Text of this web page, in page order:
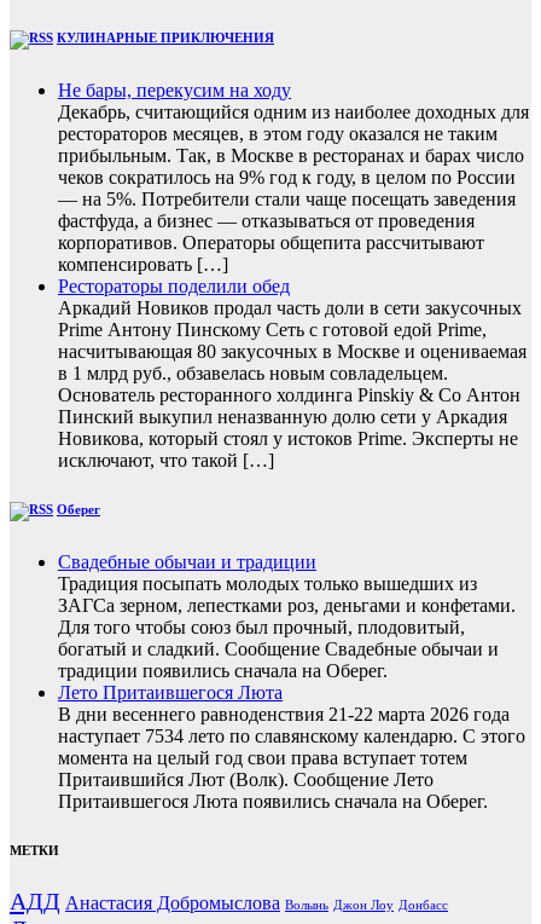
КУЛИНАРНЫЕ ПРИКЛЮЧЕНИЯ
Не бары, перекусим на ходу
Декабрь, считающийся одним из наиболее доходных для
рестораторов месяцев, в этом году оказался не таким
прибыльным. Так, в Москве в ресторанах и барах число
чеков сократилось на 9% год к году, в целом по России
— на 5%. Потребители стали чаще посещать заведения
фастфуда, а бизнес — отказываться от проведения
корпоративов. Операторы общепита рассчитывают
компенсировать […]
Рестораторы поделили обед
Аркадий Новиков продал часть доли в сети закусочных
Prime Антону Пинскому Сеть с готовой едой Prime,
насчитывающая 80 закусочных в Москве и оцениваемая
в 1 млрд руб., обзавелась новым совладельцем.
Основатель ресторанного холдинга Pinskiy & Co Антон
Пинский выкупил неназванную долю сети у Аркадия
Новикова, который стоял у истоков Prime. Эксперты не
исключают, что такой […]
Оберег
Свадебные обычаи и традиции
Традиция посыпать молодых только вышедших из
ЗАГСа зерном, лепестками роз, деньгами и конфетами.
Для того чтобы союз был прочный, плодовитый,
богатый и сладкий. Сообщение Свадебные обычаи и
традиции появились сначала на Оберег.
Лето Притаившегося Люта
В дни весеннего равноденствия 21-22 марта 2026 года
наступает 7534 лето по славянскому календарю. С этого
момента на целый год свои права вступает тотем
Притаившийся Лют (Волк). Сообщение Лето
Притаившегося Люта появились сначала на Оберег.
МЕТКИ
АДД Анастасия Добромыслова Волынь Джон Лоу Донбасс